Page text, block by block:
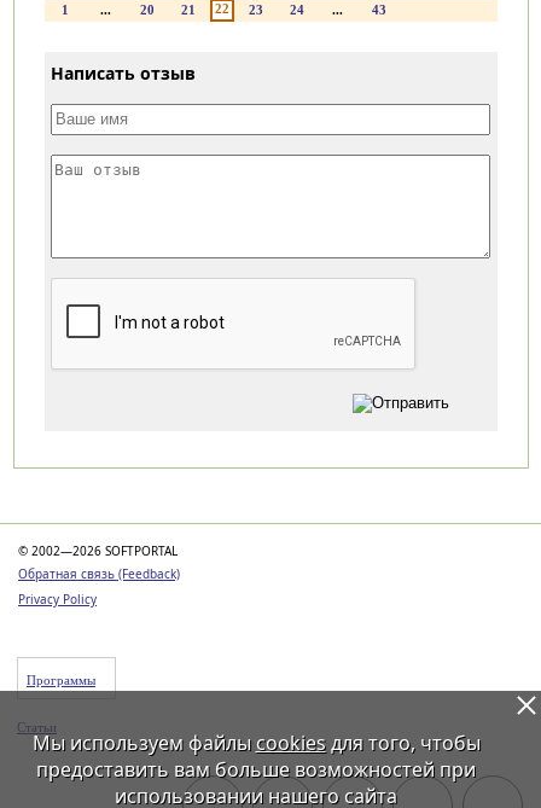
1 ... 20 21 22 23 24 ... 43
Написать отзыв
© 2002—2026 SOFTPORTAL
Обратная связь (Feedback)
Privacy Policy
Программы
Статьи
Мы используем файлы cookiesдля того, чтобы
предоставить вам больше возможностей при
использовании нашего сайта